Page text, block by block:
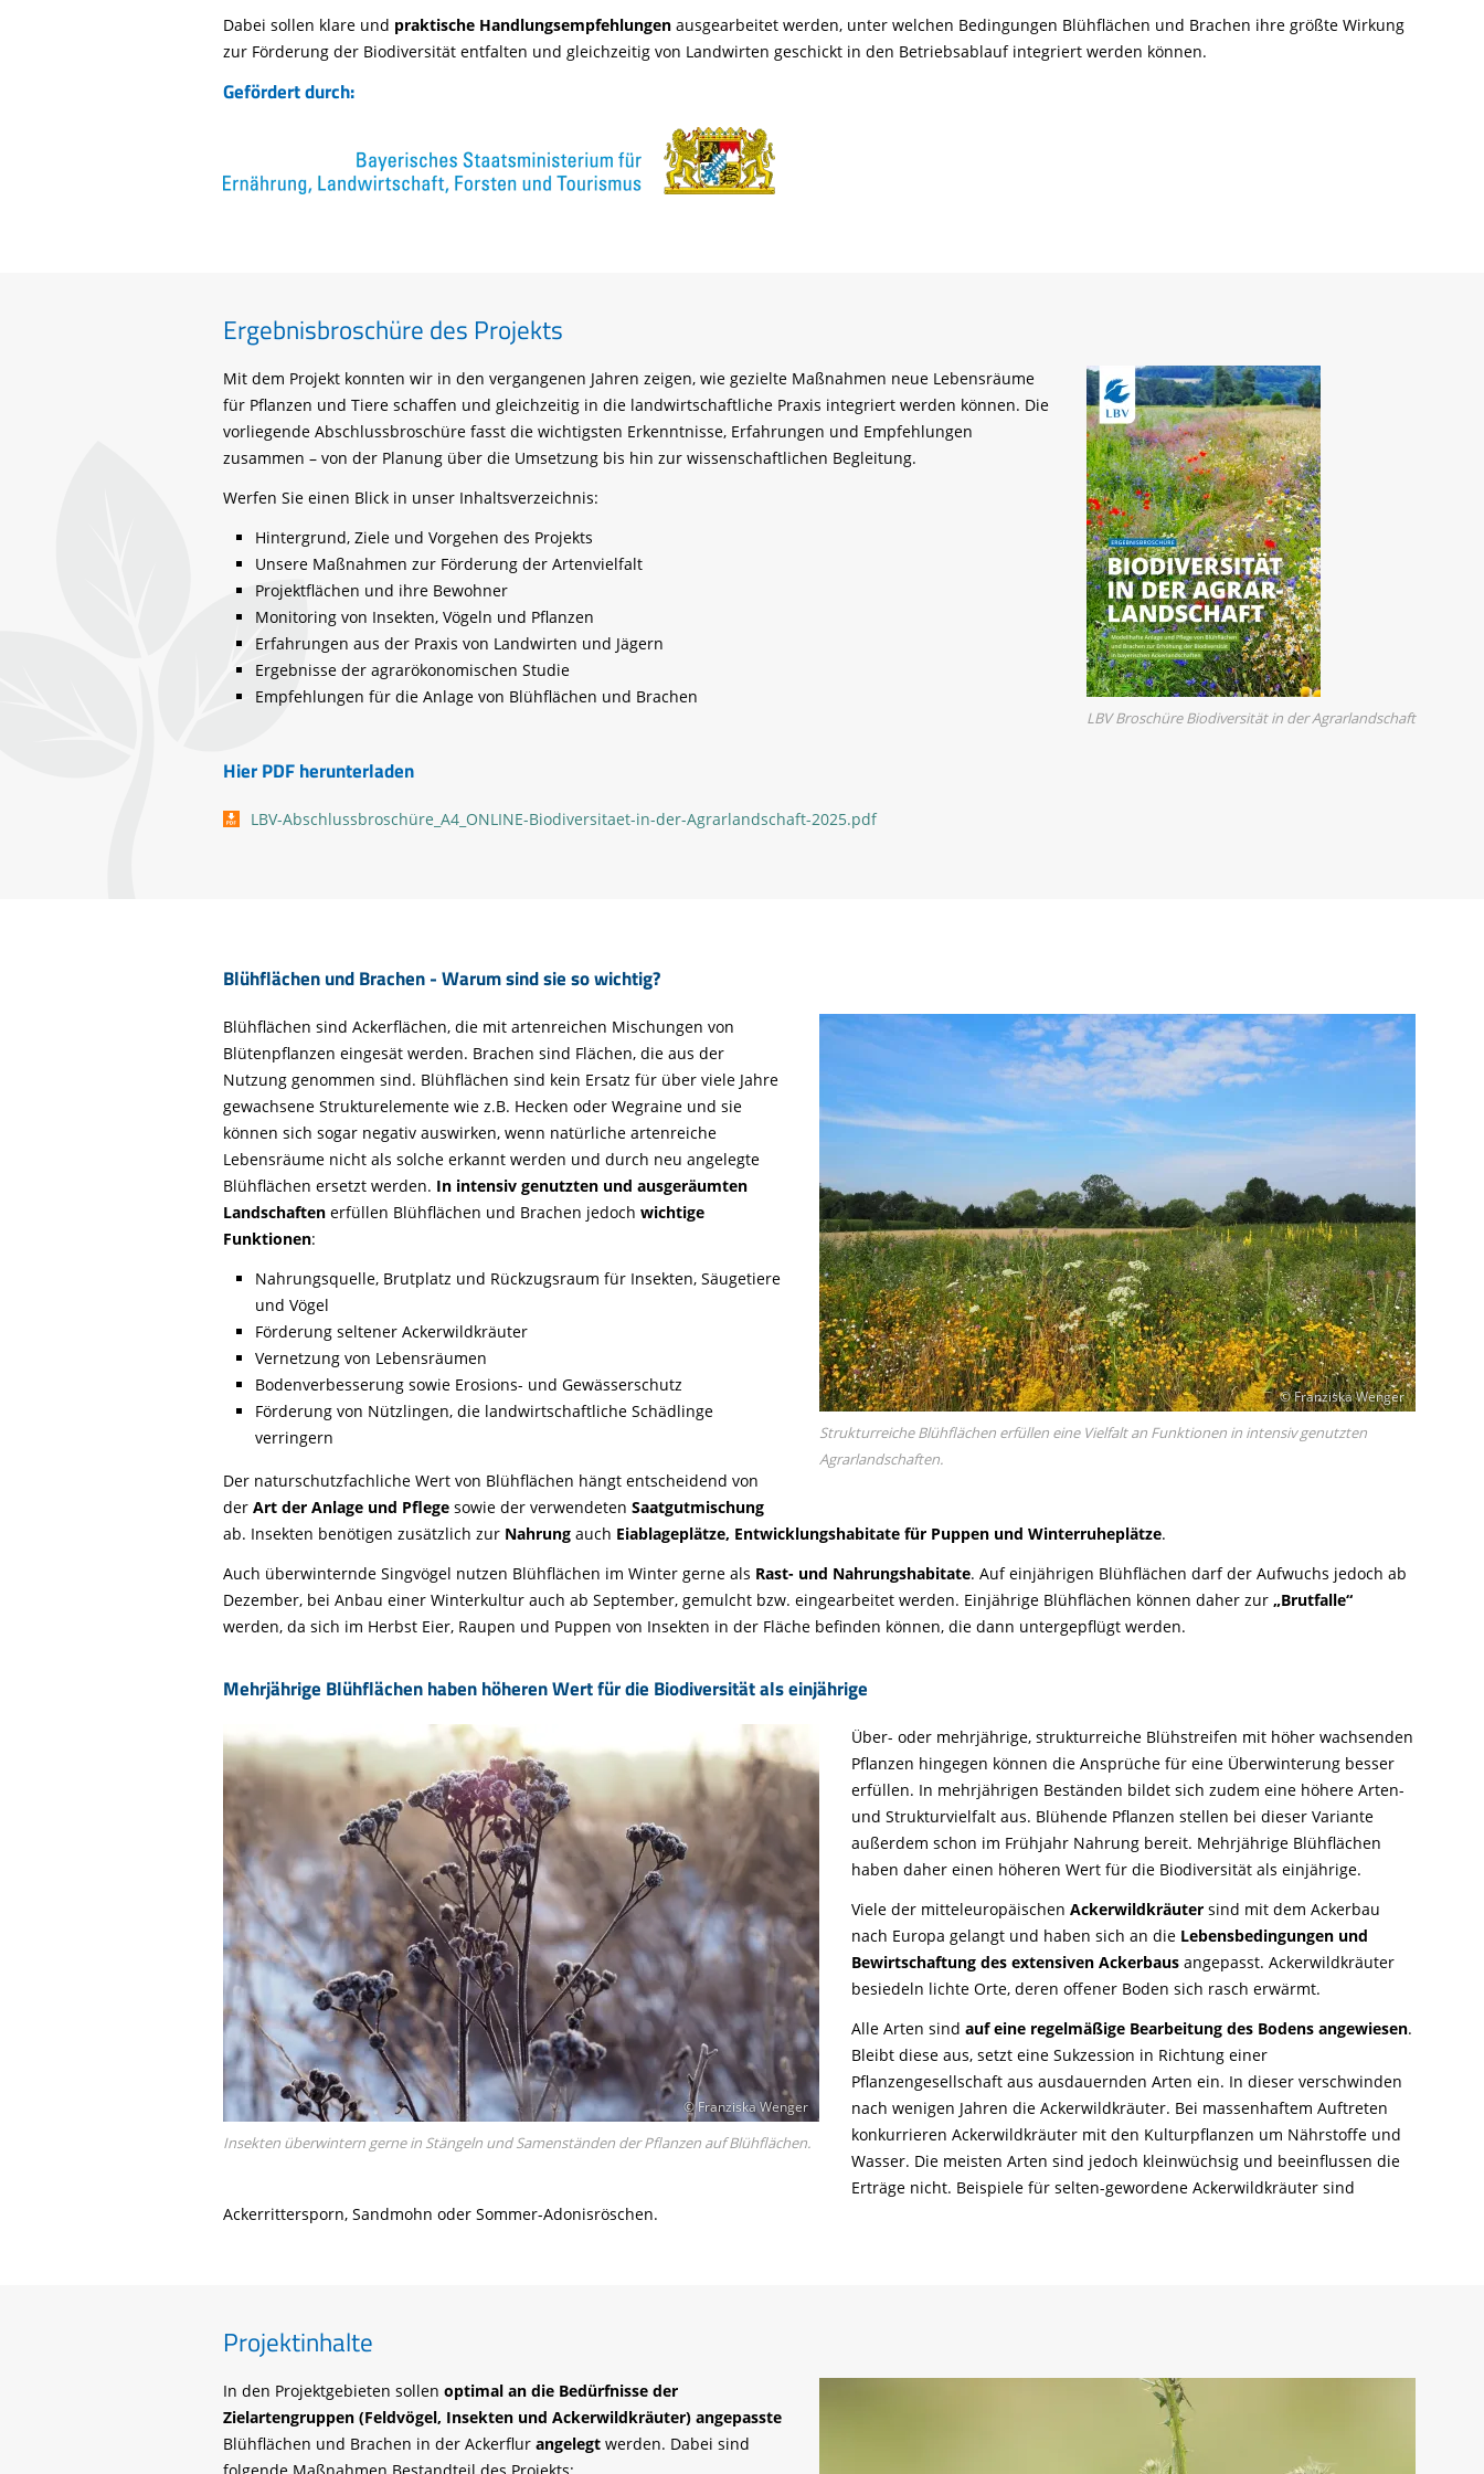
Dabei sollen klare und praktische Handlungsempfehlungen ausgearbeitet werden, unter welchen Bedingungen Blühflächen und Brachen ihre größte Wirkung
zur Förderung der Biodiversität entfalten und gleichzeitig von Landwirten geschickt in den Betriebsablauf integriert werden können.
Gefördert durch:
Ergebnisbroschüre des Projekts
LBV Broschüre Biodiversität in der Agrarlandschaft
Mit dem Projekt konnten wir in den vergangenen Jahren zeigen, wie gezielte Maßnahmen neue Lebensräume
für Pflanzen und Tiere schaffen und gleichzeitig in die landwirtschaftliche Praxis integriert werden können. Die
vorliegende Abschlussbroschüre fasst die wichtigsten Erkenntnisse, Erfahrungen und Empfehlungen
zusammen – von der Planung über die Umsetzung bis hin zur wissenschaftlichen Begleitung.
Werfen Sie einen Blick in unser Inhaltsverzeichnis:
Hintergrund, Ziele und Vorgehen des Projekts
Unsere Maßnahmen zur Förderung der Artenvielfalt
Projektflächen und ihre Bewohner
Monitoring von Insekten, Vögeln und Pflanzen
Erfahrungen aus der Praxis von Landwirten und Jägern
Ergebnisse der agrarökonomischen Studie
Empfehlungen für die Anlage von Blühflächen und Brachen
Hier PDF herunterladen
LBV-Abschlussbroschüre_A4_ONLINE-Biodiversitaet-in-der-Agrarlandschaft-2025.pdf
Blühflächen und Brachen - Warum sind sie so wichtig?
© Franziska Wenger
Strukturreiche Blühflächen erfüllen eine Vielfalt an Funktionen in intensiv genutzten
Agrarlandschaften.
Blühflächen sind Ackerflächen, die mit artenreichen Mischungen von
Blütenpflanzen eingesät werden. Brachen sind Flächen, die aus der
Nutzung genommen sind. Blühflächen sind kein Ersatz für über viele Jahre
gewachsene Strukturelemente wie z.B. Hecken oder Wegraine und sie
können sich sogar negativ auswirken, wenn natürliche artenreiche
Lebensräume nicht als solche erkannt werden und durch neu angelegte
Blühflächen ersetzt werden. In intensiv genutzten und ausgeräumten
Landschaften erfüllen Blühflächen und Brachen jedoch wichtige
Funktionen:
Nahrungsquelle, Brutplatz und Rückzugsraum für Insekten, Säugetiere
und Vögel
Förderung seltener Ackerwildkräuter
Vernetzung von Lebensräumen
Bodenverbesserung sowie Erosions- und Gewässerschutz
Förderung von Nützlingen, die landwirtschaftliche Schädlinge
verringern
Der naturschutzfachliche Wert von Blühflächen hängt entscheidend von
der Art der Anlage und Pflege sowie der verwendeten Saatgutmischung
ab. Insekten benötigen zusätzlich zur Nahrung auch Eiablageplätze, Entwicklungshabitate für Puppen und Winterruheplätze.
Auch überwinternde Singvögel nutzen Blühflächen im Winter gerne als Rast- und Nahrungshabitate. Auf einjährigen Blühflächen darf der Aufwuchs jedoch ab
Dezember, bei Anbau einer Winterkultur auch ab September, gemulcht bzw. eingearbeitet werden. Einjährige Blühflächen können daher zur „Brutfalle“
werden, da sich im Herbst Eier, Raupen und Puppen von Insekten in der Fläche befinden können, die dann untergepflügt werden.
Mehrjährige Blühflächen haben höheren Wert für die Biodiversität als einjährige
© Franziska Wenger
Insekten überwintern gerne in Stängeln und Samenständen der Pflanzen auf Blühflächen.
Über- oder mehrjährige, strukturreiche Blühstreifen mit höher wachsenden
Pflanzen hingegen können die Ansprüche für eine Überwinterung besser
erfüllen. In mehrjährigen Beständen bildet sich zudem eine höhere Arten-
und Strukturvielfalt aus. Blühende Pflanzen stellen bei dieser Variante
außerdem schon im Frühjahr Nahrung bereit. Mehrjährige Blühflächen
haben daher einen höheren Wert für die Biodiversität als einjährige.
Viele der mitteleuropäischen Ackerwildkräutersind mit dem Ackerbau
nach Europa gelangt und haben sich an die Lebensbedingungen und
Bewirtschaftung des extensiven Ackerbausangepasst. Ackerwildkräuter
besiedeln lichte Orte, deren offener Boden sich rasch erwärmt.
Alle Arten sind auf eine regelmäßige Bearbeitung des Bodens angewiesen.
Bleibt diese aus, setzt eine Sukzession in Richtung einer
Pflanzengesellschaft aus ausdauernden Arten ein. In dieser verschwinden
nach wenigen Jahren die Ackerwildkräuter. Bei massenhaftem Auftreten
konkurrieren Ackerwildkräuter mit den Kulturpflanzen um Nährstoffe und
Wasser. Die meisten Arten sind jedoch kleinwüchsig und beeinflussen die
Erträge nicht. Beispiele für selten-gewordene Ackerwildkräuter sind
Ackerrittersporn, Sandmohn oder Sommer-Adonisröschen.
Projektinhalte
In den Projektgebieten sollen optimal an die Bedürfnisse der
Zielartengruppen (Feldvögel, Insekten und Ackerwildkräuter) angepasste
Blühflächen und Brachen in der Ackerflur angelegt werden. Dabei sind